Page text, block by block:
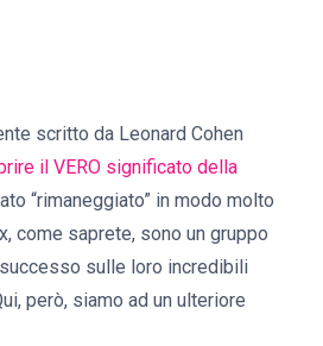
scritto da Leonard Cohen
il VERO significato della
“rimaneggiato” in modo molto
come saprete, sono un gruppo
sulle loro incredibili
però, siamo ad un ulteriore